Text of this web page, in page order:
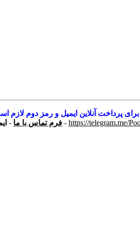
برای پرداخت آنلاین ایمیل و رمز دوم لازم
https://telegram.me/
- فرم تماس با ما -